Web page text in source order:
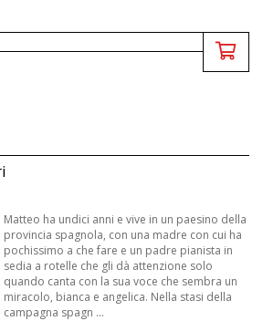
Matteo ha undici anni e vive in un paesino della
provincia spagnola, con una madre con cui ha
pochissimo a che fare e un padre pianista in
sedia a rotelle che gli dà attenzione solo
quando canta con la sua voce che sembra un
miracolo, bianca e angelica. Nella stasi della
campagna spagn ...